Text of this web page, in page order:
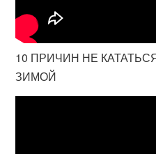
10 ПРИЧИН НЕ
ЗИМОЙ